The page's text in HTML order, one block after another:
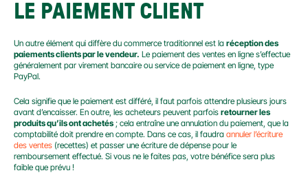
LE PAIEMENT CLIENT
Un autre élément qui diffère du commerce traditionnel est la réception des
paiements clients par le vendeur. Le paiement des ventes en ligne s’effectue
généralement par virement bancaire ou service de paiement en ligne, type
PayPal.
Cela signifie que le paiement est différé, il faut parfois attendre plusieurs jours
avant d’encaisser. En outre, les acheteurs peuvent parfois retourner les
produits qu’ils ont achetés ; cela entraîne une annulation du paiement, que la
comptabilité doit prendre en compte. Dans ce cas, il faudra annuler l’écriture
des ventes (recettes) et passer une écriture de dépense pour le
remboursement effectué. Si vous ne le faites pas, votre bénéfice sera plus
faible que prévu !